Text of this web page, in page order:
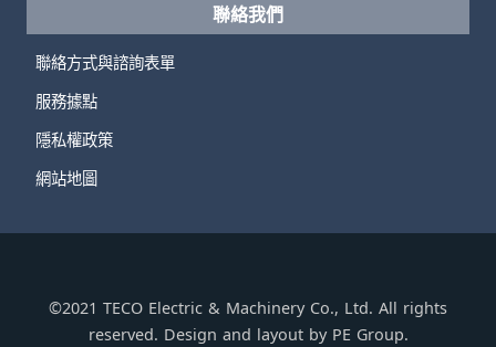
聯絡我們
聯絡方式與諮詢表單
服務據點
隱私權政策
網站地圖
©2021 TECO Electric & Machinery Co., Ltd. All rights
reserved. Design and layout by PE Group.